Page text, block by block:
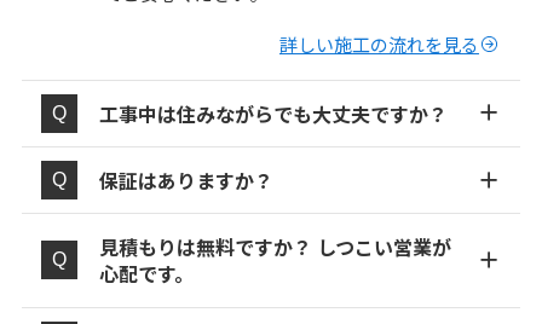
詳しい施工の流れを見る
工事中は住みながらでも大丈夫ですか？
保証はありますか？
見積もりは無料ですか？ しつこい営業が
心配です。